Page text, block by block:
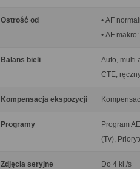
Ostrość od
• AF
• AF
Balans bieli
Auto, multi
CTE,
Kompensacja ekspozycji
Programy
Program
(Tv),
Zdjęcia seryjne Do 4 kl./s